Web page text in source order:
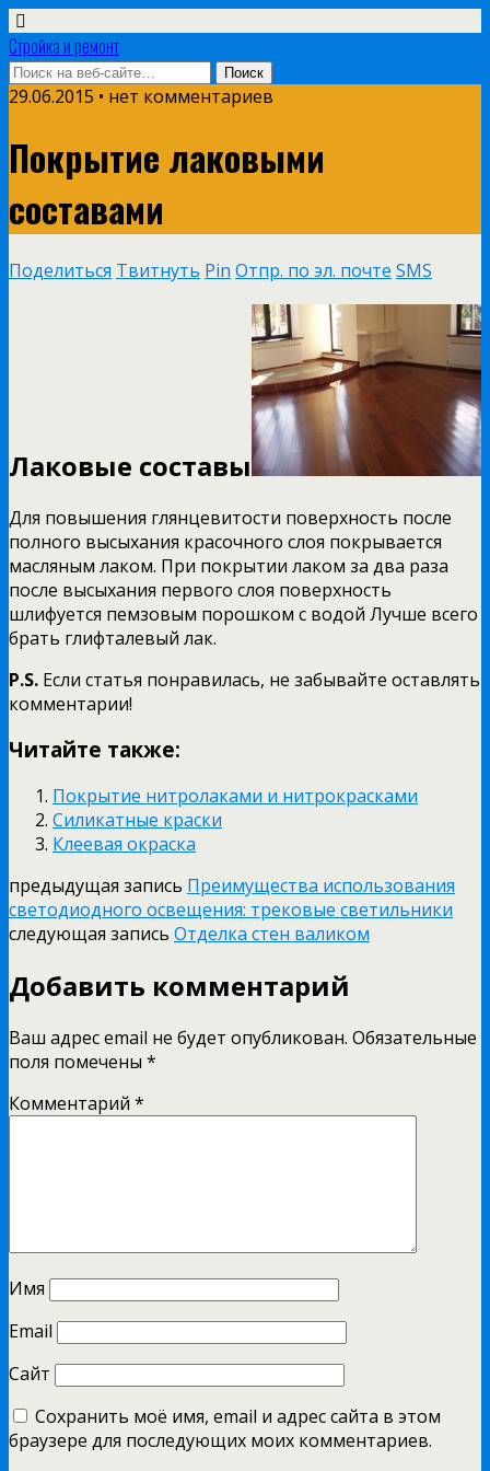
Стройка и ремонт
29.06.2015 • нет комментариев
Покрытие лаковыми
составами
Поделиться Твитнуть Pin Отпр. по эл. почте SMS
Лаковые составы
Для повышения глянцевитости поверхность после
полного высыхания красочного слоя покрывается
масляным лаком. При покрытии лаком за два раза
после высыхания первого слоя поверхность
шлифуется пемзовым порошком с водой Лучше всего
брать глифталевый лак.
P.S. Если статья понравилась, не забывайте оставлять
комментарии!
Читайте также:
Покрытие нитролаками и нитрокрасками
Силикатные краски
Клеевая окраска
предыдущая запись Преимущества использования
светодиодного освещения: трековые светильники
следующая запись Отделка стен валиком
Добавить комментарий
Ваш адрес email не будет опубликован. Обязательные
поля помечены *
Комментарий *
Имя
Email
Сайт
Сохранить моё имя, email и адрес сайта в этом
браузере для последующих моих комментариев.